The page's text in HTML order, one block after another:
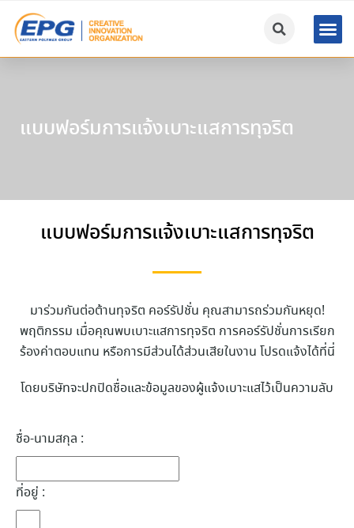
แบบฟอร์มการแจ้งเบาะแสการทุจริต
แบบฟอร์มการแจ้งเบาะแสการทุจริต
มาร่วมกันต่อต้านทุจริต คอร์รัปชั่น คุณสามารถร่วมกันหยุด!
พฤติกรรม เมื่อคุณพบเบาะแสการทุจริต การคอร์รัปชั่นการเรียก
ร้องค่าตอบแทน หรือการมีส่วนได้ส่วนเสียในงาน โปรดแจ้งได้ที่นี่
โดยบริษัทจะปกปิดชื่อและข้อมูลของผู้แจ้งเบาะแสไว้เป็นความลับ
ชื่อ-นามสกุล :
ที่อยู่ :